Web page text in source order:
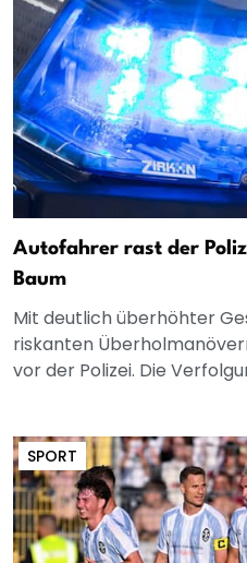
Autofahrer rast der
Baum
Mit deutlich überhöhter
riskanten
vor der Polizei. Die
SPORT